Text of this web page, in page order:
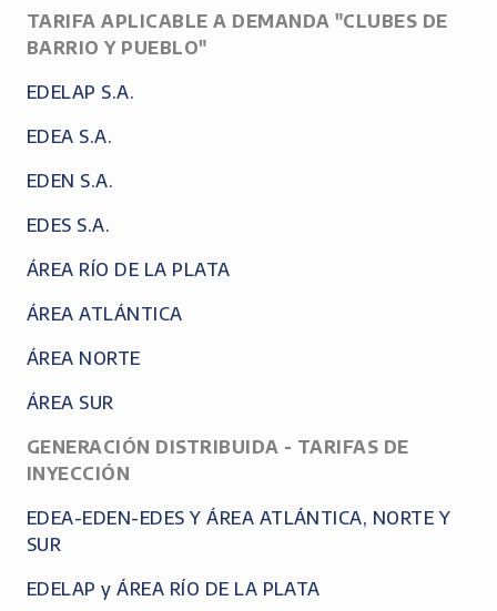
TARIFA APLICABLE A DEMANDA "CLUBES DE
BARRIO Y PUEBLO"
EDELAP S.A.
EDEA S.A.
EDEN S.A.
EDES S.A.
ÁREA RÍO DE LA PLATA
ÁREA ATLÁNTICA
ÁREA NORTE
ÁREA SUR
GENERACIÓN DISTRIBUIDA - TARIFAS DE
INYECCIÓN
EDEA-EDEN-EDES Y ÁREA ATLÁNTICA, NORTE Y
SUR
EDELAP y ÁREA RÍO DE LA PLATA